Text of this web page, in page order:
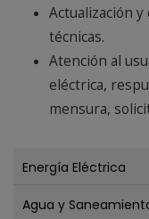
Actualización
técnicas.
Atención al
eléctrica,
mensura,
Energía Eléctrica
Agua y